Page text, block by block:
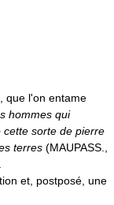
que l'on entame
hommes qui
sorte de pierre
terres (MAUPASS.,
et, postposé, une